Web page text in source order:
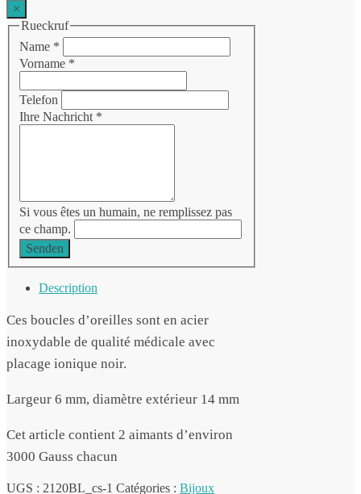
×
Rueckruf
Name *
Vorname *
Telefon
Ihre Nachricht *
Si vous êtes un humain, ne remplissez pas
ce champ.
Senden
Description
Ces boucles d’oreilles sont en acier
inoxydable de qualité médicale avec
placage ionique noir.
Largeur 6 mm, diamètre extérieur 14 mm
Cet article contient 2 aimants d’environ
3000 Gauss chacun
UGS : 2120BL_cs-1 Catégories : Bijoux